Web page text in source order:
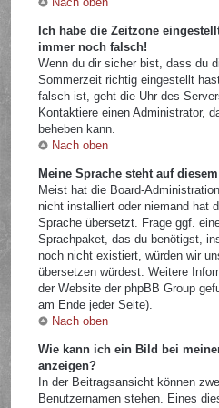
Ich habe die Zeitzone
immer noch falsch!
Wenn du dir sicher bist, dass du
Sommerzeit richtig eingestellt
falsch ist, geht die Uhr des
Kontaktiere einen Administrator,
beheben kann.
Nach oben
Meine Sprache steht auf
Meist hat die Board-
nicht installiert oder niemand hat
Sprache übersetzt. Frage ggf.
Sprachpaket, das du benötigst,
noch nicht existiert, würden wir
übersetzen würdest. Weitere
der Website der phpBB Group
am Ende jeder Seite).
Nach oben
Wie kann ich ein Bild bei
anzeigen?
In der Beitragsansicht können
Benutzernamen stehen. Eines